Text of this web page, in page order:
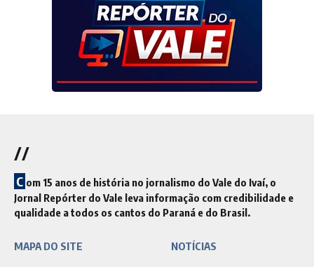
//
C om 15 anos de história no jornalismo do Vale do Ivaí, o
Jornal Repórter do Vale leva informação com credibilidade e
qualidade a todos os cantos do Paraná e do Brasil.
MAPA DO SITE NOTÍCIAS